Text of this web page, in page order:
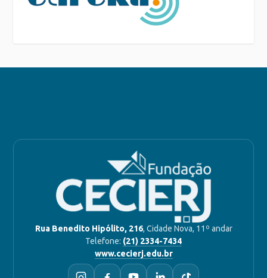
Rua Benedito Hipólito, 216, Cidade Nova, 11º andar
Telefone: (21) 2334-7434
www.cecierj.edu.br